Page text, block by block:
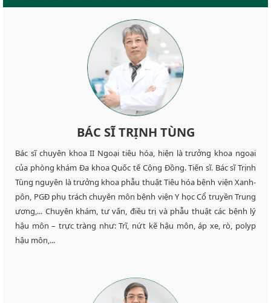
BÁC SĨ TRỊNH TÙNG
Bác sĩ chuyên khoa II Ngoại tiêu hóa, hiện là trưởng khoa ngoại
của phòng khám Đa khoa Quốc tế Cộng Đồng. Tiến sĩ. Bác sĩ Trịnh
Tùng nguyên là trưởng khoa phẫu thuật Tiêu hóa bệnh viện Xanh-
pôn, PGĐ phụ trách chuyên môn bệnh viện Y học Cổ truyền Trung
ương,... Chuyên khám, tư vấn, điều trị và phẫu thuật các bệnh lý
hậu môn – trực tràng như: Trĩ, nứt kẽ hậu môn, áp xe, rò, polyp
hậu môn,...